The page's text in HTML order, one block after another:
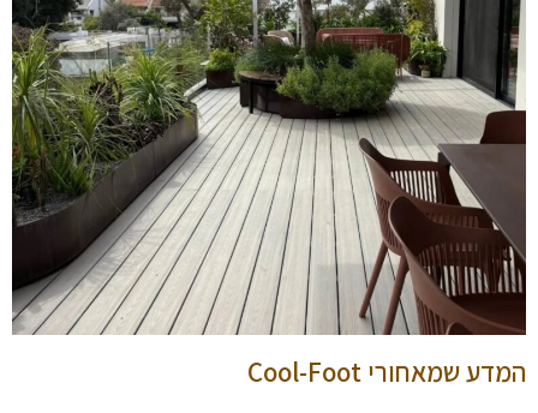
המדע שמאחורי Cool-Foot